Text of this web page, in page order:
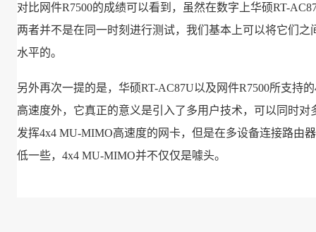
对比网件R7500的成绩可以看到，虽然在数字上华硕RT-
两者并不是在同一时刻进行测试，我们基本上可以将它们
水平的。
另外再次一提的是，华硕RT-AC87U以及网件R7500所支持
高速度外，它真正的意义是引入了多用户技术，可以同时
发挥4x4 MU-MIMO高速度的网卡，但是在多设备连接路由
低一些，4x4 MU-MIMO并不仅仅是噱头。